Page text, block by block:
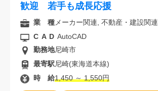
歓迎 若手も成長応援
業 種メーカー関連, 不動産・建設関連
CAD AutoCAD
勤務地尼崎市
最寄駅尼崎(東海道本線)
時 給1,450 ～ 1,550円